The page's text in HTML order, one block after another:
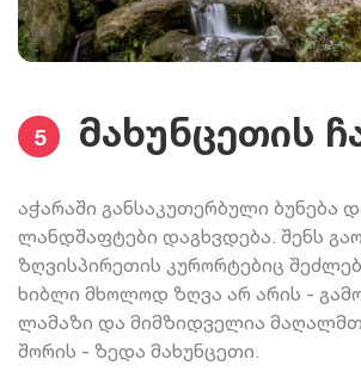
5 მახუნცეთის
აჭარაში განსაკუთერბული ბუნება
ლანდშაფტები დაგხვდება. შენს
ზღვისპირეთის კურორტებიც
ხიბლი მხოლოდ ზღვა არ არის -
ლამაზი და მიმზიდველია
შორის - ზედა მახუნცეთი.